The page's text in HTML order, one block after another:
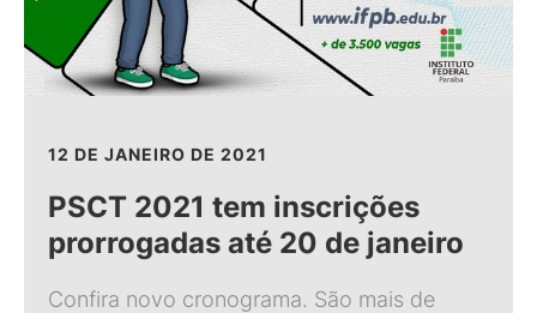
12 DE JANEIRO DE 2021
PSCT 2021 tem inscrições
prorrogadas até 20 de janeiro
Confira novo cronograma. São mais de